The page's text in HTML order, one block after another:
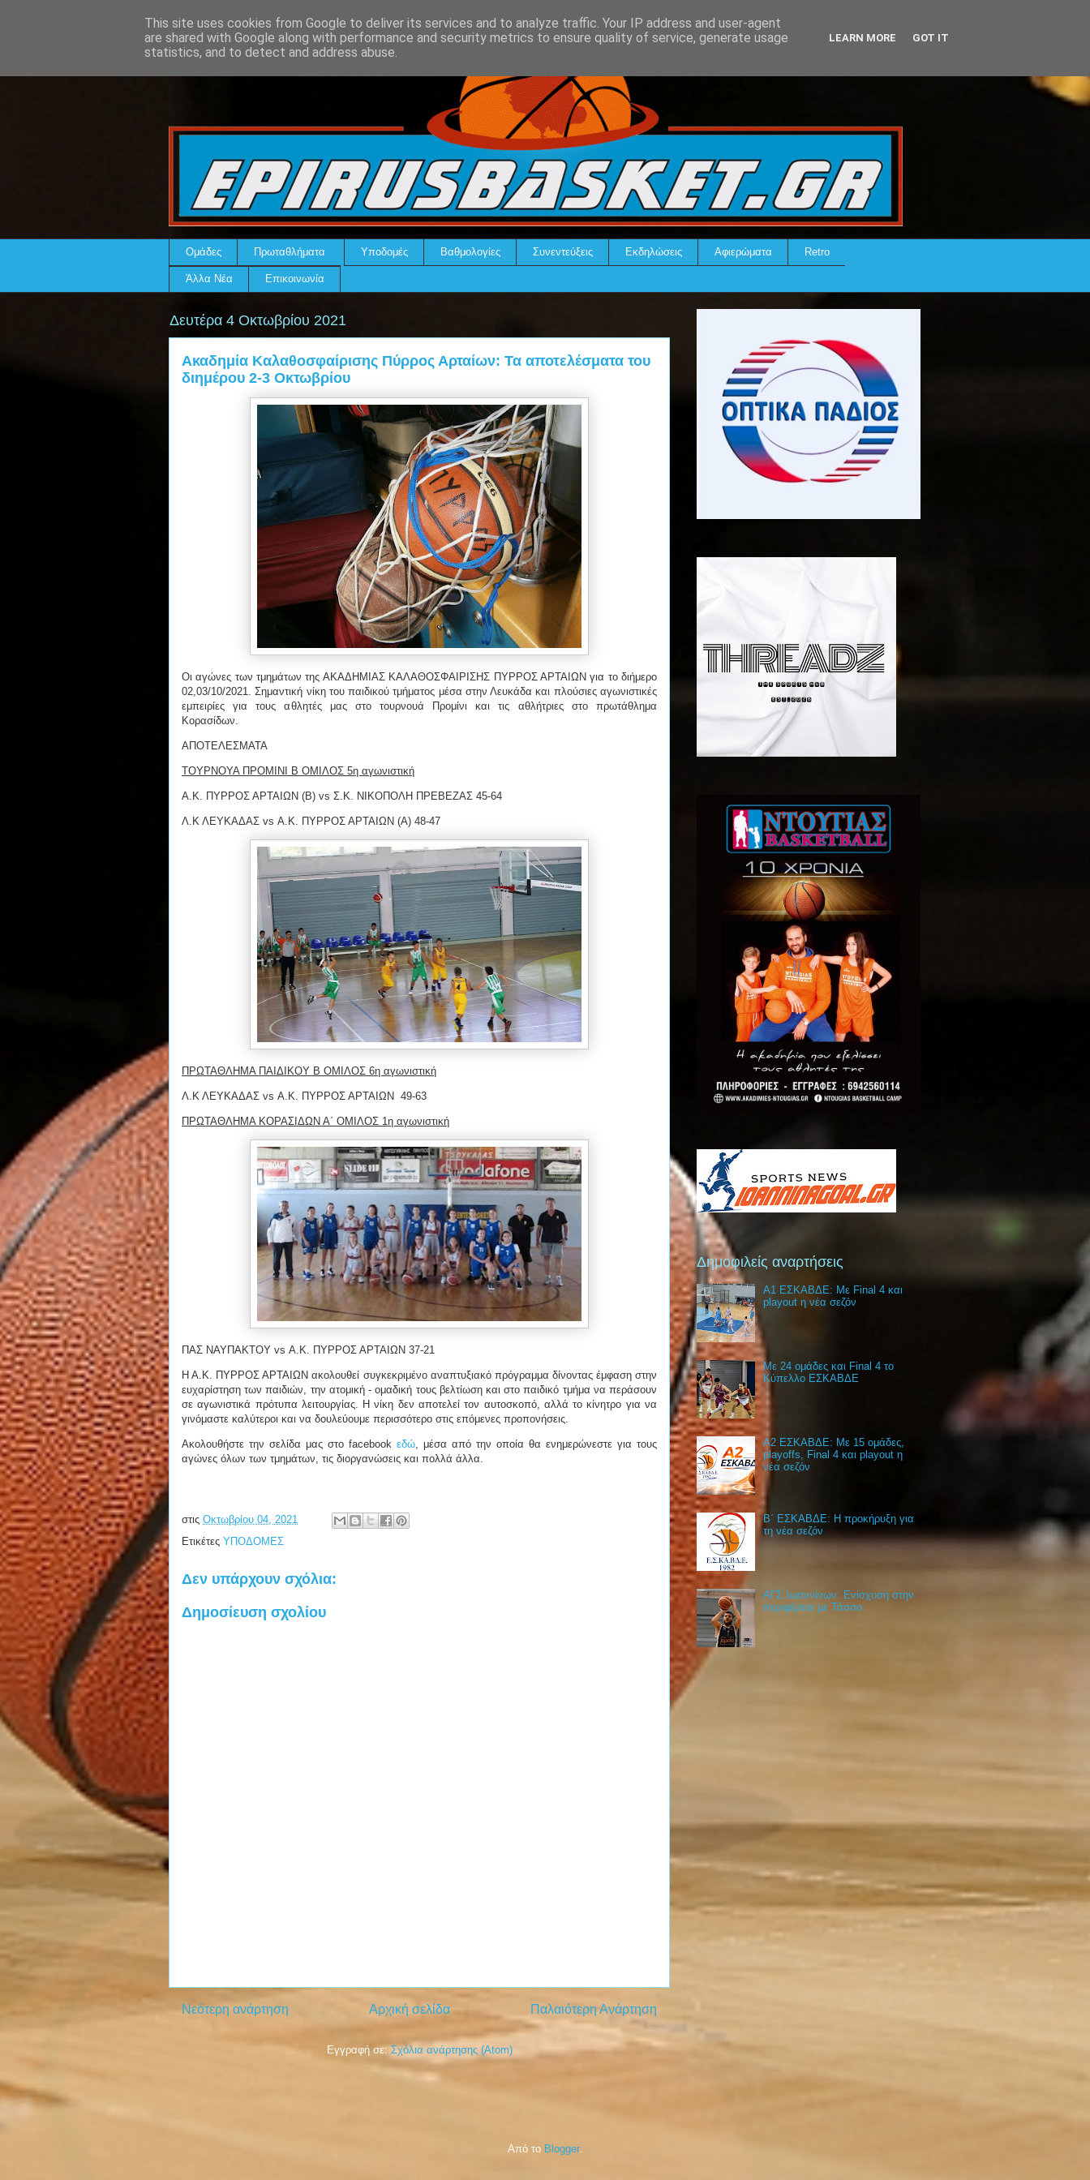
Ομάδες Πρωταθλήματα Υποδομές Βαθμολογίες Συνεντεύξεις Εκδηλώσεις Αφιερώματα Retro
Άλλα Νέα Επικοινωνία
Δευτέρα 4 Οκτωβρίου 2021
Ακαδημία Καλαθοσφαίρισης Πύρρος Αρταίων: Τα αποτελέσματα του
διημέρου 2-3 Οκτωβρίου
Οι αγώνες των τμημάτων της ΑΚΑΔΗΜΙΑΣ ΚΑΛΑΘΟΣΦΑΙΡΙΣΗΣ ΠΥΡΡΟΣ ΑΡΤΑΙΩΝ για το διήμερο
02,03/10/2021. Σημαντική νίκη του παιδικού τμήματος μέσα στην Λευκάδα και πλούσιες αγωνιστικές
εμπειρίες για τους αθλητές μας στο τουρνουά Προμίνι και τις αθλήτριες στο πρωτάθλημα
Κορασίδων.
ΑΠΟΤΕΛΕΣΜΑΤΑ
ΤΟΥΡΝΟΥΑ ΠΡΟΜΙΝΙ B ΟΜΙΛΟΣ 5η αγωνιστική
Α.Κ. ΠΥΡΡΟΣ ΑΡΤΑΙΩΝ (Β) vs Σ.Κ. ΝΙΚΟΠΟΛΗ ΠΡΕΒΕΖΑΣ 45-64
Λ.Κ ΛΕΥΚΑΔΑΣ vs Α.Κ. ΠΥΡΡΟΣ ΑΡΤΑΙΩΝ (Α) 48-47
ΠΡΩΤΑΘΛΗΜΑ ΠΑΙΔΙΚΟΥ Β ΟΜΙΛΟΣ 6η αγωνιστική
Λ.Κ ΛΕΥΚΑΔΑΣ vs Α.Κ. ΠΥΡΡΟΣ ΑΡΤΑΙΩΝ 49-63
ΠΡΩΤΑΘΛΗΜΑ ΚΟΡΑΣΙΔΩΝ Α΄ ΟΜΙΛΟΣ 1η αγωνιστική
ΠΑΣ ΝΑΥΠΑΚΤΟΥ vs Α.Κ. ΠΥΡΡΟΣ ΑΡΤΑΙΩΝ 37-21
Η Α.Κ. ΠΥΡΡΟΣ ΑΡΤΑΙΩΝ ακολουθεί συγκεκριμένο αναπτυξιακό πρόγραμμα δίνοντας έμφαση στην
ευχαρίστηση των παιδιών, την ατομική - ομαδική τους βελτίωση και στο παιδικό τμήμα να περάσουν
σε αγωνιστικά πρότυπα λειτουργίας. Η νίκη δεν αποτελεί τον αυτοσκοπό, αλλά το κίνητρο για να
γινόμαστε καλύτεροι και να δουλεύουμε περισσότερο στις επόμενες προπονήσεις.
Ακολουθήστε την σελίδα μας στο facebook εδώ, μέσα από την οποία θα ενημερώνεστε για τους
αγώνες όλων των τμημάτων, τις διοργανώσεις και πολλά άλλα.
στις Οκτωβρίου 04, 2021
Ετικέτες ΥΠΟΔΟΜΕΣ
Δεν υπάρχουν σχόλια:
Δημοσίευση σχολίου
Νεότερη ανάρτηση Παλαιότερη Ανάρτηση
Αρχική σελίδα
Εγγραφή σε:Σχόλια ανάρτησης (Atom)
Δημοφιλείς αναρτήσεις
Α1 ΕΣΚΑΒΔΕ: Με Final 4 και
playout η νέα σεζόν
Με 24 ομάδες και Final 4 το
Κύπελλο ΕΣΚΑΒΔΕ
Α2 ΕΣΚΑΒΔΕ: Με 15 ομάδες,
playoffs, Final 4 και playout η
νέα σεζόν
Β΄ ΕΣΚΑΒΔΕ: Η προκήρυξη για
τη νέα σεζόν
ΑΓΣ Ιωαννίνων: Ενίσχυση στην
περιφέρεια με Τάσσο
Από το Blogger.
This site uses cookies from Google to deliver its services and to analyze traffic. Your IP address and user-agent
are shared with Google along with performance and security metrics to ensure quality of service, generate usage
statistics, and to detect and address abuse.
LEARN MORE GOT IT